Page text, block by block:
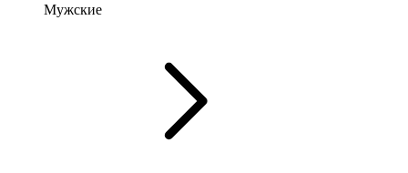
Мужские